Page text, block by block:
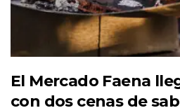
El Mercado Faena
con dos cenas de